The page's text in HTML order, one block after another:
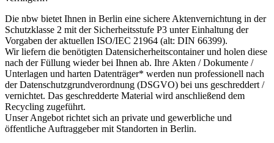
Die nbw bietet Ihnen in Berlin eine sichere Aktenvernichtung in der
Schutzklasse 2 mit der Sicherheitsstufe P3 unter Einhaltung der
Vorgaben der aktuellen ISO/IEC 21964 (alt: DIN 66399).
Wir liefern die benötigten Datensicherheitscontainer und holen diese
nach der Füllung wieder bei Ihnen ab. Ihre Akten / Dokumente /
Unterlagen und harten Datenträger* werden nun professionell nach
der Datenschutzgrundverordnung (DSGVO) bei uns geschreddert /
vernichtet. Das geschredderte Material wird anschließend dem
Recycling zugeführt.
Unser Angebot richtet sich an private und gewerbliche und
öffentliche Auftraggeber mit Standorten in Berlin.